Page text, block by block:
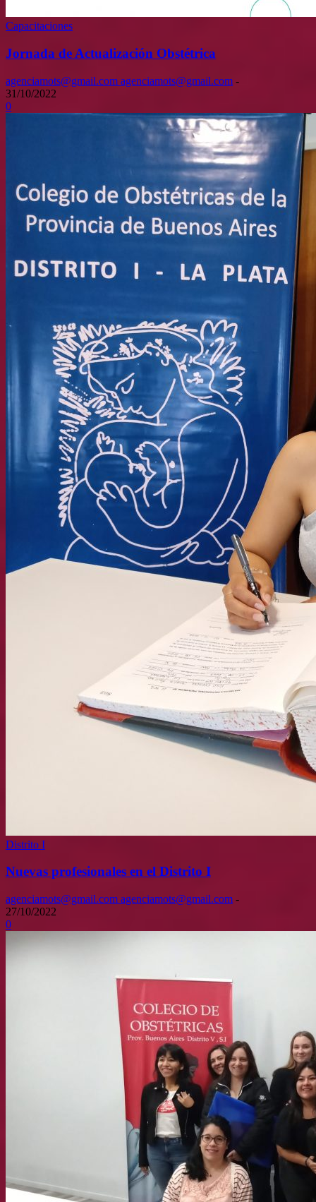
Capacitaciones
Jornada de Actualización Obstétrica
agenciamots@gmail.com agenciamots@gmail.com -
31/10/2022
0
Distrito I
Nuevas profesionales en el Distrito I
agenciamots@gmail.com agenciamots@gmail.com -
27/10/2022
0